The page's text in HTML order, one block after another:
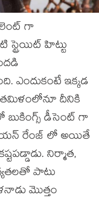
గా
హిట్టు
ఎందుకంటే ఇక్కడ
దీనికి
డీసెంట్ గా
రేంజ్ లో అయితే
నిర్మాత,
పాటు
మొత్తం